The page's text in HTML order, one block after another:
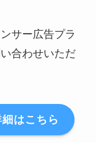
サー広告プラ
合わせいただ
はこちら